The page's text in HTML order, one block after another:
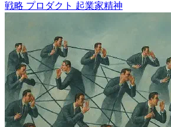
戦略 プロダクト 起業家精神